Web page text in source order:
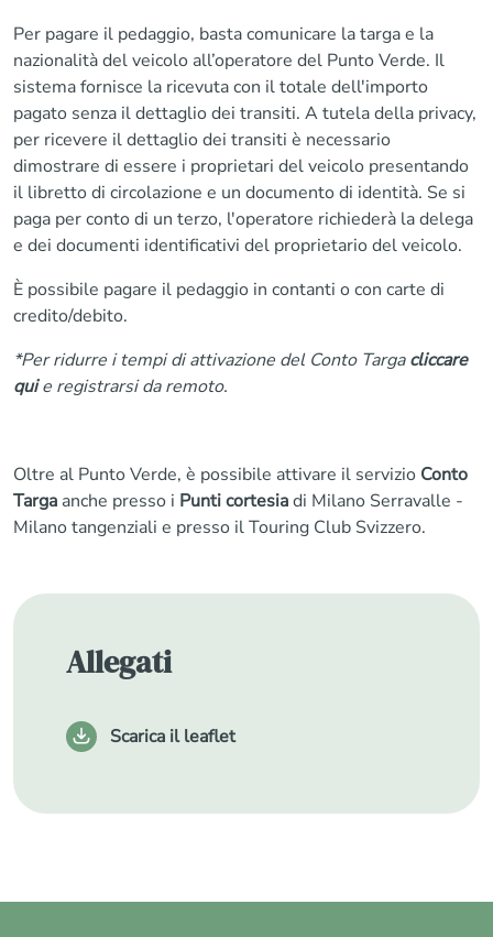
Per pagare il pedaggio, basta comunicare la targa e la
nazionalità del veicolo all’operatore del Punto Verde. Il
sistema fornisce la ricevuta con il totale dell'importo
pagato senza il dettaglio dei transiti. A tutela della privacy,
per ricevere il dettaglio dei transiti è necessario
dimostrare di essere i proprietari del veicolo presentando
il libretto di circolazione e un documento di identità. Se si
paga per conto di un terzo, l'operatore richiederà la delega
e dei documenti identificativi del proprietario del veicolo.
È possibile pagare il pedaggio in contanti o con carte di
credito/debito.
*Per ridurre i tempi di attivazione del Conto Targacliccare
qui e registrarsi da remoto.
Oltre al Punto Verde, è possibile attivare il servizio Conto
Targa anche presso i Punti cortesiadi Milano Serravalle -
Milano tangenziali e presso il Touring Club Svizzero.
Allegati
Scarica il leaflet